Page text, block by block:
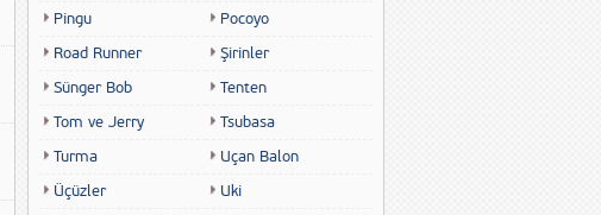
Pingu
Pocoyo
Road Runner
Şirinler
Sünger Bob
Tenten
Tom ve Jerry
Tsubasa
Turma
Uçan Balon
Üçüzler
Uki